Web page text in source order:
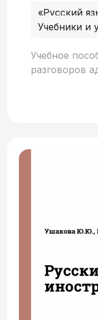
«Русский
Учебники и
Учебное
разговоров
Пособие
из которых
выражения и
диалоги,
разговор в
телефонных